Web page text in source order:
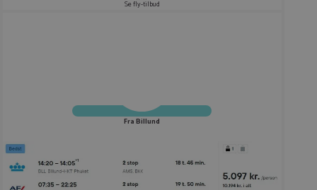
Se fly-tilbud
Fra Billund